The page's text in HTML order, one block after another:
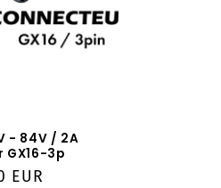
- 84V / 2A
3p
EUR